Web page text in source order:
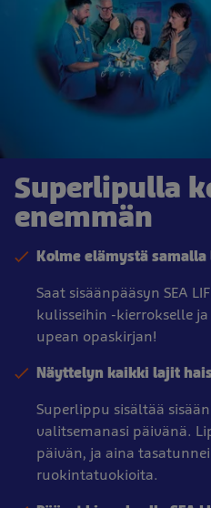
Superlipulla
enemmän
Kolme elämystä
Saat sisäänpääsyn SEA
kulisseihin -kierrokselle
upean opaskirjan!
Näyttelyn kaikki lajit
Superlippu sisältää
valitsemanasi päivänä.
päivän, ja aina
ruokintatuokioita.